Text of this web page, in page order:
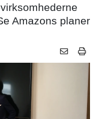
Amazons planer